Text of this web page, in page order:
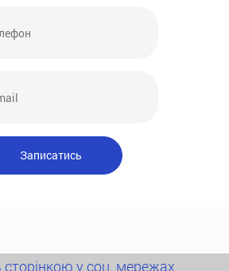
сторінкою у соц. мережах